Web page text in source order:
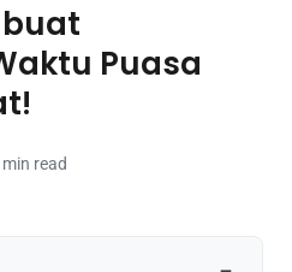
buat
Puasa
min read